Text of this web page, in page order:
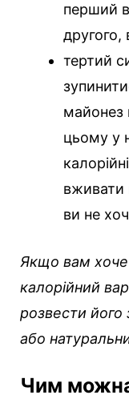
перший
другого,
тертий
майонез
цьому у
вживати
ви не
Якщо вам
калорійний
розвести його
або
Чим